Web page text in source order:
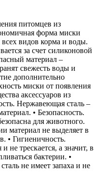
питомцев из
форма миски
видов корма и воды.
за счет силиконовой
материал –
свежесть воды и
дополнительно
миски от появления
аксессуаров из
Нержавеющая сталь –
• Безопасность.
для животного.
материал не выделяет в
• Гигиеничность.
не трескается, а значит, в
бактерии. •
не имеет запаха и не